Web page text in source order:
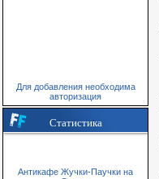
Для добавления необходима
авторизация
Статистика
Антикафе Жучки-Паучки на